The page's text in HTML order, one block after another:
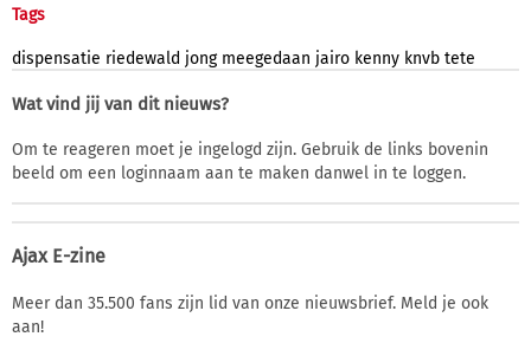
Tags
dispensatie riedewald jong meegedaan jairo kenny knvb tete
Wat vind jij van dit nieuws?
Om te reageren moet je ingelogd zijn. Gebruik de links bovenin
beeld om een loginnaam aan te maken danwel in te loggen.
Ajax E-zine
Meer dan 35.500 fans zijn lid van onze nieuwsbrief. Meld je ook
aan!